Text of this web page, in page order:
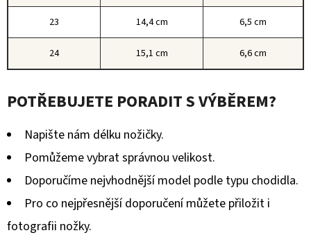
23 14,4 cm 6,5 cm
24 15,1 cm 6,6 cm
POTŘEBUJETE PORADIT S VÝBĚREM?
Napište nám délku nožičky.
Pomůžeme vybrat správnou velikost.
Doporučíme nejvhodnější model podle typu chodidla.
Pro co nejpřesnější doporučení můžete přiložit i
fotografii nožky.